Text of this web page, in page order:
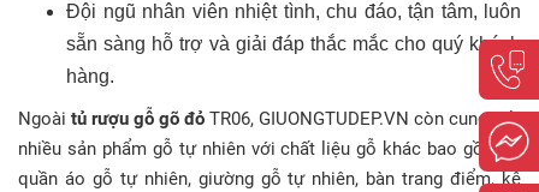
Đội ngũ nhân viên nhiệt tình, chu đáo, tận tâm, luôn
sẵn sàng hỗ trợ và giải đáp thắc mắc cho quý khách
hàng.
Ngoài tủ rượu gỗ gõ đỏ TR06, GIUONGTUDEP.VN còn cung cấp
nhiều sản phẩm gỗ tự nhiên với chất liệu gỗ khác bao gồm tủ
quần áo gỗ tự nhiên, giường gỗ tự nhiên, bàn trang điểm, kệ